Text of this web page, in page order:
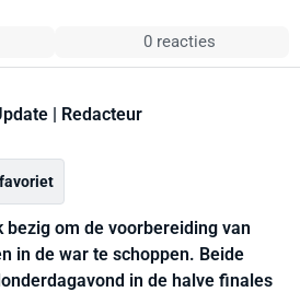
0 reacties
| Redacteur
bezig om de voorbereiding van
in de war te schoppen. Beide
in de halve finales